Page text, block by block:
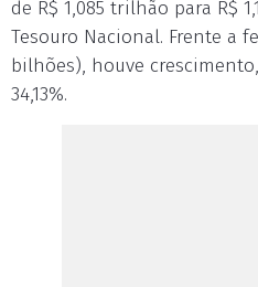
de R$ 1,085 trilhão para R$
Tesouro Nacional. Frente a
bilhões), houve
34,13%.